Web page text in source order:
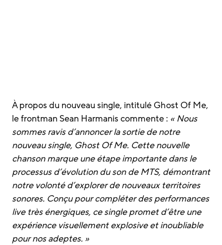
À propos du nouveau single, intitulé Ghost Of Me,
le frontman Sean Harmanis commente : « Nous
sommes ravis d’annoncer la sortie de notre
nouveau single, Ghost Of Me. Cette nouvelle
chanson marque une étape importante dans le
processus d’évolution du son de MTS, démontrant
notre volonté d’explorer de nouveaux territoires
sonores. Conçu pour compléter des performances
live très énergiques, ce single promet d’être une
expérience visuellement explosive et inoubliable
pour nos adeptes. »